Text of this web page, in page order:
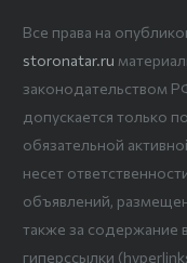
Все права на
storonatar.ru
законодательством
допускается только
обязательной
несет
объявлений,
также за содержание
гиперссылки